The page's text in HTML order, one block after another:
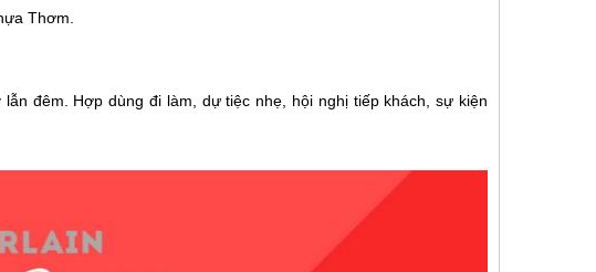
Thơm.
đêm. Hợp dùng đi làm, dự tiệc nhẹ, hội nghị tiếp khách, sự kiện